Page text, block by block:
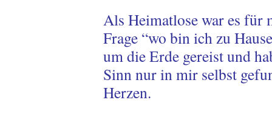
Als Heimatlose war es für
Frage “wo bin ich zu
um die Erde gereist und
Sinn nur in mir selbst
Herzen.